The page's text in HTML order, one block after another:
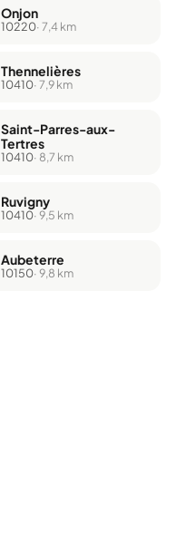
Onjon
10220· 7,4 km
Thennelières
10410· 7,9 km
Saint-Parres-aux-
Tertres
10410· 8,7 km
Ruvigny
10410· 9,5 km
Aubeterre
10150· 9,8 km